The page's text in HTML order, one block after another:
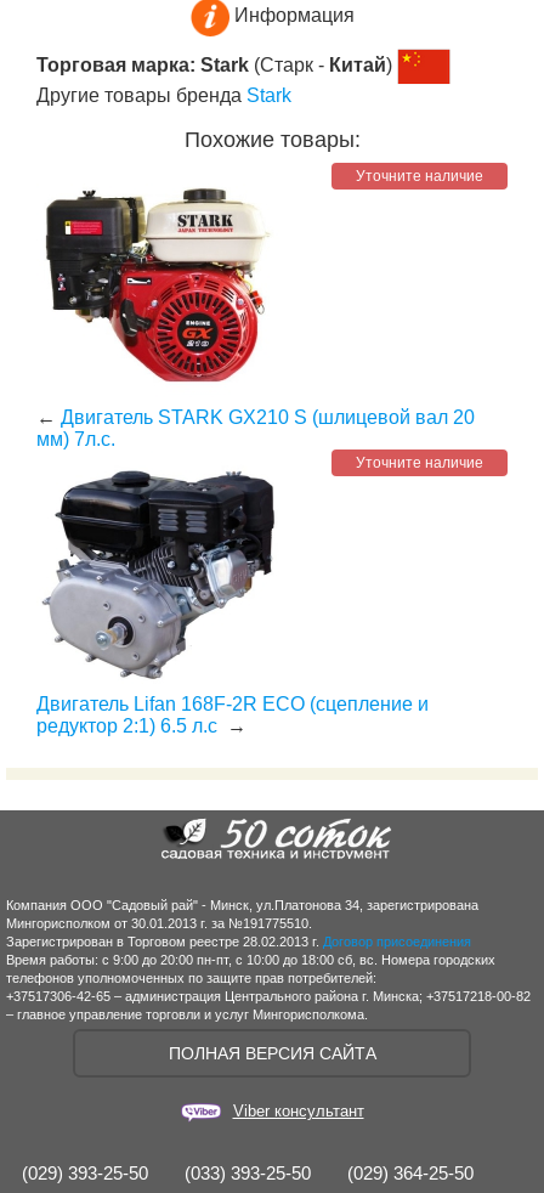
Информация
Торговая марка: Stark (Старк - Китай)
Другие товары бренда Stark
Похожие товары:
Уточните наличие
← Двигатель STARK GX210 S (шлицевой вал 20
мм) 7л.с.
Уточните наличие
Двигатель Lifan 168F-2R ECO (сцепление и
редуктор 2:1) 6.5 л.с
→
Компания ООО "Садовый рай" - Минск, ул.Платонова 34, зарегистрирована
Мингорисполком от 30.01.2013 г. за №191775510.
Зарегистрирован в Торговом реестре 28.02.2013 г. Договор присоединения
Время работы: с 9:00 до 20:00 пн-пт, с 10:00 до 18:00 сб, вс. Номера городских
телефонов уполномоченных по защите прав потребителей:
+37517306-42-65 – администрация Центрального района г. Минска; +37517218-00-82
– главное управление торговли и услуг Мингорисполкома.
ПОЛНАЯ ВЕРСИЯ САЙТА
Viber консультант
(029) 393-25-50 (033) 393-25-50 (029) 364-25-50